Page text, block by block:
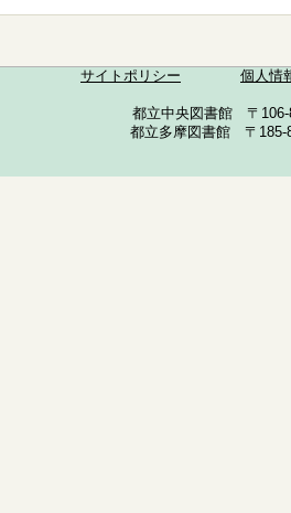
サイトポリシー 個人情
都立中央図書館 〒
都立多摩図書館 〒185-